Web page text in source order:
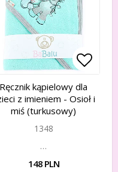
list of favorites
list of favorites
Add
Add
Ręcznik kąpielowy dla
z imieniem - Osioł i
miś (turkusowy)
1348
…
148 PLN